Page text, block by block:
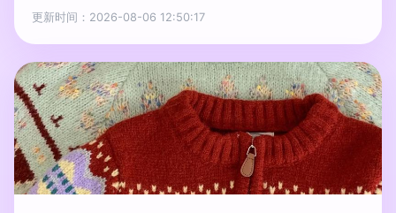
更新时间：2026-08-06 12:50:17